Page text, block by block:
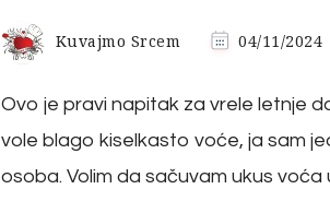
Kuvajmo Srcem 04/11/2024
Ovo je pravi napitak za vrele letnje
vole blago kiselkasto voće, ja sam
osoba. Volim da sačuvam ukus voća